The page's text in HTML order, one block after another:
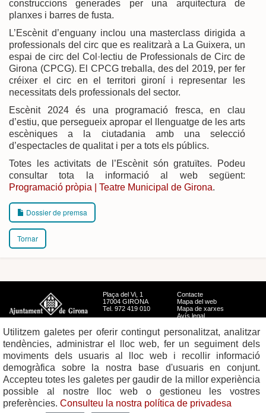
construccions generades per una arquitectura de
planxes i barres de fusta.
L’Escènit d’enguany inclou una masterclass dirigida a
professionals del circ que es realitzarà a La Guixera, un
espai de circ del Col·lectiu de Professionals de Circ de
Girona (CPCG). El CPCG treballa, des del 2019, per fer
créixer el circ en el territori gironí i representar les
necessitats dels professionals del sector.
Escènit 2024 és una programació fresca, en clau
d’estiu, que persegueix apropar el llenguatge de les arts
escèniques a la ciutadania amb una selecció
d’espectacles de qualitat i per a tots els públics.
Totes les activitats de l’Escènit són gratuïtes. Podeu
consultar tota la informació al web següent:
Programació pròpia | Teatre Municipal de Girona.
Dossier de premsa
Tornar
Plaça del Vi, 1
17004 GIRONA
Tel. 972 419 010
Contacte
Mapa del web
Mapa de xarxes
Avís legal
Utilitzem galetes per oferir contingut personalitzat, analitzar
tendències, administrar el lloc web, fer un seguiment dels
moviments dels usuaris al lloc web i recollir informació
demogràfica sobre la nostra base d'usuaris en conjunt.
Accepteu totes les galetes per gaudir de la millor experiència
possible al nostre lloc web o gestioneu les vostres
preferències. Consulteu la nostra política de privadesa